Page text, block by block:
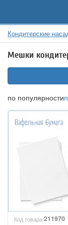
Кондитерские
Мешки
по популярности
Код товара:211970